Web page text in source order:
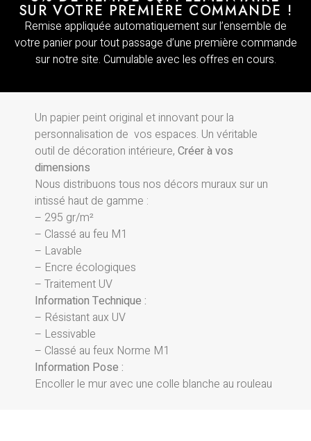
SUR VOTRE PREMIÈRE COMMANDE !
Remise appliquée automatiquement sur l’ensemble de
votre panier pour tout passage d’une première commande
sur notre site. Cumulable avec les offres en cours.
Un papier peint original et innovant pour la
personnalisation de vos espaces. Un véritable
outil de décoration intérieure, Créer à vos
dimensions
Nous distribuons tous nos décors muraux sur un
intissé haut de gamme :
– 295 gr/m²
– Classé au feu M1
– Lavable
– Encre écologiques
– Traitement UV
Information Technique :
– Résistant aux UV
– Lessivable
– Classé au feux Norme M1
Information Pose :
Encoller le mur avec une colle blanche au rouleau